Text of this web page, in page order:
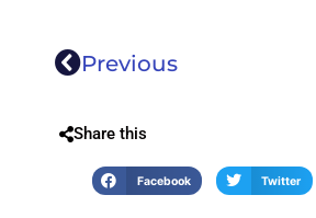
Previous
Share this
Facebook Twitter